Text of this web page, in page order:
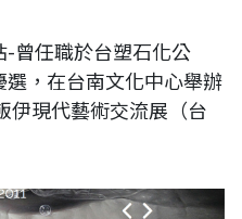
-曾任職於台塑石化公
，在台南文化中心舉辦
伊現代藝術交流展（台